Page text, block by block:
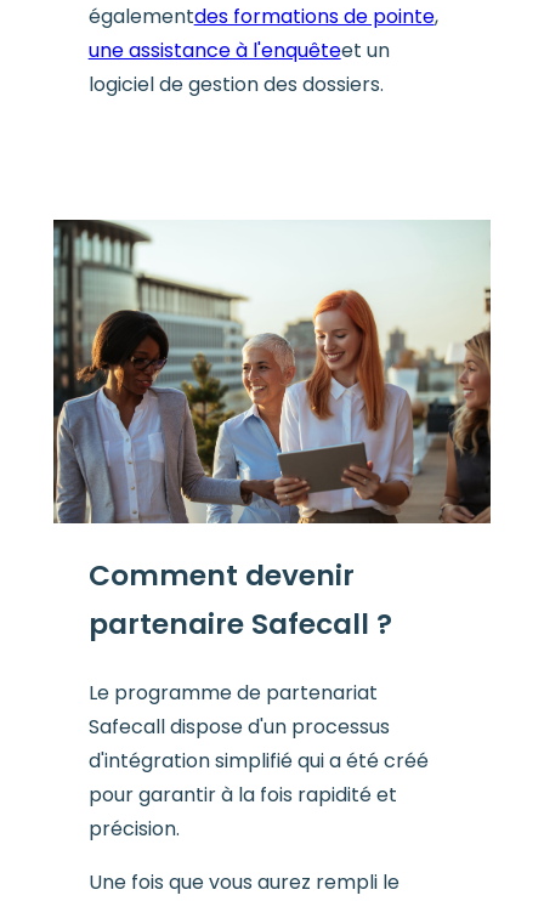
égalementdes formations de pointe,
une assistance à l'enquêteet un
logiciel de gestion des dossiers.
Comment devenir
partenaire Safecall ?
Le programme de partenariat
Safecall dispose d'un processus
d'intégration simplifié qui a été créé
pour garantir à la fois rapidité et
précision.
Une fois que vous aurez rempli le